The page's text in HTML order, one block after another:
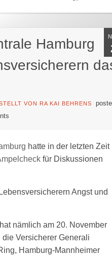
Hamburg
VON RA KAI BEHRENS
hatte in der letzten Zeit
für Diskussionen
Angst und
hat nämlich am 20. November
Versicherer Generali
Hamburg-Mannheimer